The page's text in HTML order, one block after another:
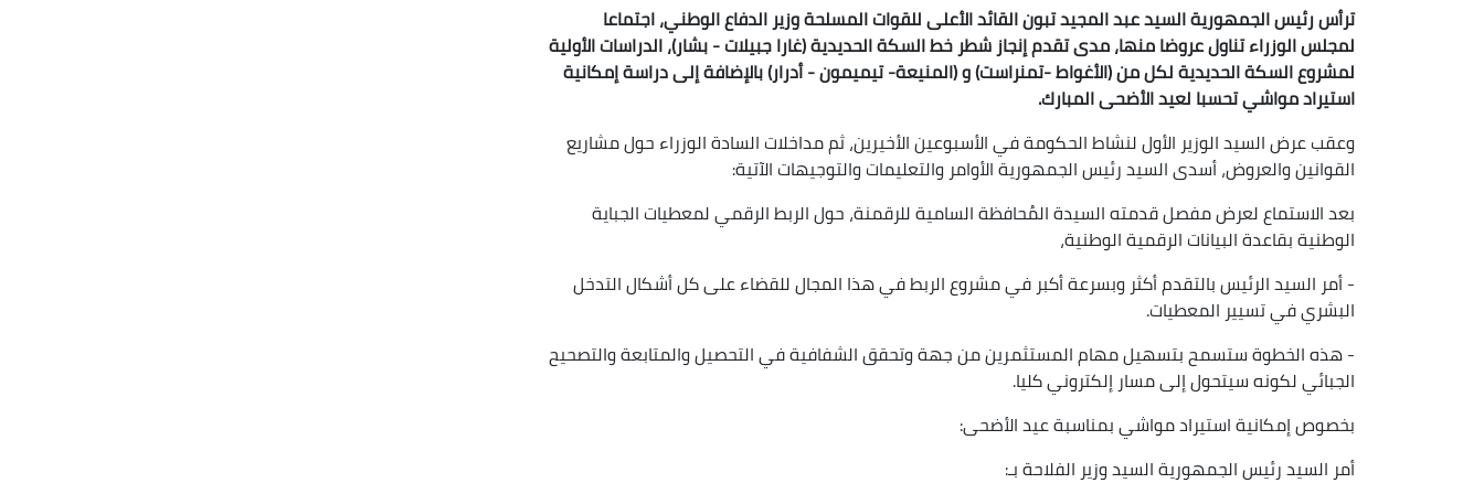
ترأس رئيس الجمهورية السيد عبد المجيد تبون القائد الأعلى للقوات المسلحة وزير الدفاع الوطني، اجتماعا
لمجلس الوزراء تناول عروضا منها، مدى تقدم إنجاز شطر خط السكة الحديدية (غارا جبيلات - بشار)، الدراسات الأولية
لمشروع السكة الحديدية لكل من (الأغواط -تمنراست) و (المنيعة- تيميمون - أدرار) بالإضافة إلى دراسة إمكانية
استيراد مواشي تحسبا لعيد الأضحى المبارك.
وعقب عرض السيد الوزير الأول لنشاط الحكومة في الأسبوعين الأخيرين، ثم مداخلات السادة الوزراء حول مشاريع
القوانين والعروض، أسدى السيد رئيس الجمهورية الأوامر والتعليمات والتوجيهات الآتية:
بعد الاستماع لعرض مفصل قدمته السيدة المُحافظة السامية للرقمنة، حول الربط الرقمي لمعطيات الجباية
الوطنية بقاعدة البيانات الرقمية الوطنية،
- أمر السيد الرئيس بالتقدم أكثر وبسرعة أكبر في مشروع الربط في هذا المجال للقضاء على كل أشكال التدخل
البشري في تسيير المعطيات.
- هذه الخطوة ستسمح بتسهيل مهام المستثمرين من جهة وتحقق الشفافية في التحصيل والمتابعة والتصحيح
الجبائي لكونه سيتحول إلى مسار إلكتروني كليا.
بخصوص إمكانية استيراد مواشي بمناسبة عيد الأضحى:
أمر السيد رئيس الجمهورية السيد وزير الفلاحة بـ: